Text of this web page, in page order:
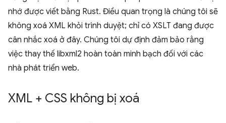
nhớ được viết bằng Rust. Điều quan trọng là chúng tôi sẽ
không xoá XML khỏi trình duyệt; chỉ có XSLT đang được
cân nhắc xoá ở đây. Chúng tôi dự định đảm bảo rằng
việc thay thế libxml2 hoàn toàn minh bạch đối với các
nhà phát triển web.
XML + CSS không bị xoá